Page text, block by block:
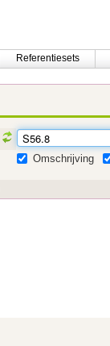
Referentiesets
Omschrijving